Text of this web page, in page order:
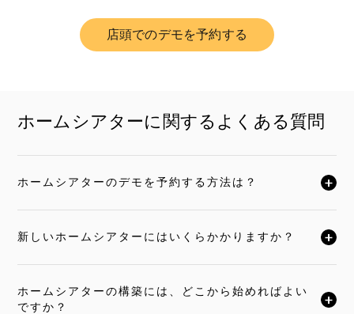
店頭でのデモを予約する
Link Opens in New Tab
ホームシアターに関するよくある質問
ホームシアターのデモを予約する方法は？
クリックすると全文がお読みいただけます
新しいホームシアターにはいくらかかりますか？
クリックすると全文がお読みいただけます
ホームシアターの構築には、どこから始めればよい
ですか？
クリックすると全文がお読みいただけます